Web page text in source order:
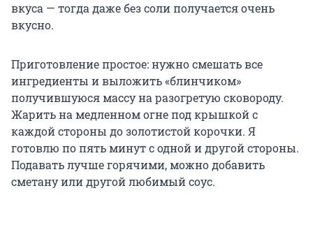
вкуса — тогда даже без соли получается очень
вкусно.
Приготовление простое: нужно смешать все
ингредиенты и выложить «блинчиком»
получившуюся массу на разогретую сковороду.
Жарить на медленном огне под крышкой с
каждой стороны до золотистой корочки. Я
готовлю по пять минут с одной и другой стороны.
Подавать лучше горячими, можно добавить
сметану или другой любимый соус.